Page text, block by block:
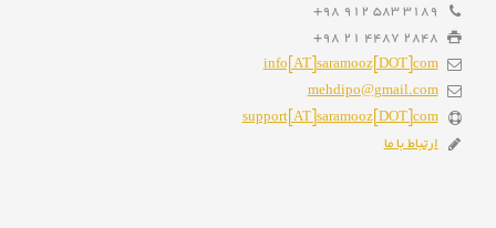
3189 583 912 98+
2848 4487 21 98+
info[AT]saramooz[DOT]com
mehdipo@gmail.com
support[AT]saramooz[DOT]com
ارتباط با ما